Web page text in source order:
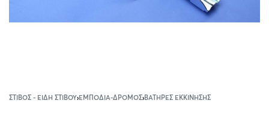
ΣΤΊΒΟΣ - ΕΊΔΗ ΣΤΊΒΟΥ›ΕΜΠΌΔΙΑ-ΔΡΌΜΟΣ›ΒΑΤΉΡΕΣ ΕΚΚΊΝΗΣΗΣ